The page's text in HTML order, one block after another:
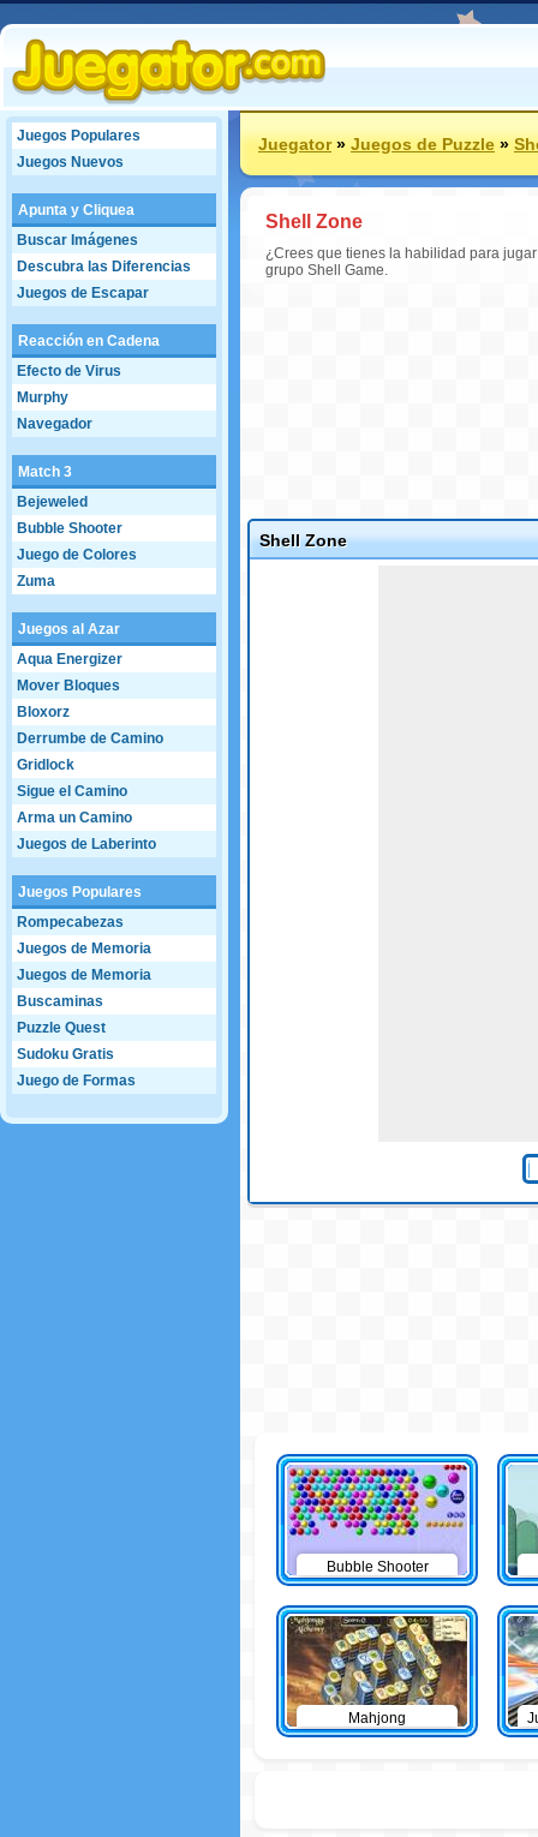
Juegos Populares
Juegos Nuevos
Apunta y Cliquea
Buscar Imágenes
Descubra las Diferencias
Juegos de Escapar
Reacción en Cadena
Efecto de Virus
Murphy
Navegador
Match 3
Bejeweled
Bubble Shooter
Juego de Colores
Zuma
Juegos al Azar
Aqua Energizer
Mover Bloques
Bloxorz
Derrumbe de Camino
Gridlock
Sigue el Camino
Arma un Camino
Juegos de Laberinto
Juegos Populares
Rompecabezas
Juegos de Memoria
Juegos de Memoria
Buscaminas
Puzzle Quest
Sudoku Gratis
Juego de Formas
Juegator»Juegos de Puzzle»
Shell Zone
¿Crees que tienes la habilidad para
grupo Shell Game.
Shell Zone
Bubble Shooter
Mahjong